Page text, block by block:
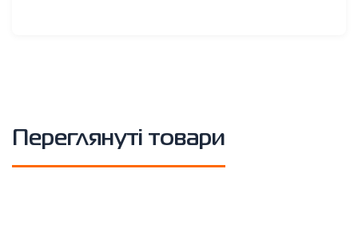
Переглянуті товари